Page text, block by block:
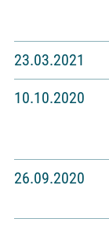
23.03.2021
10.10.2020
26.09.2020